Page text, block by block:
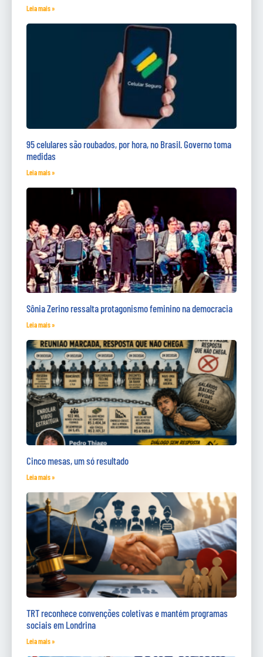
Leia mais »
95 celulares são roubados, por hora, no Brasil. Governo toma
medidas
Leia mais »
Sônia Zerino ressalta protagonismo feminino na democracia
Leia mais »
Cinco mesas, um só resultado
Leia mais »
TRT reconhece convenções coletivas e mantém programas
sociais em Londrina
Leia mais »